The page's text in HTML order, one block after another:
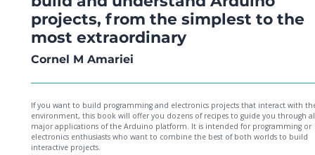
projects, from the simplest to the
most extraordinary
Cornel M Amariei
If you want to build programming and electronics projects that interact with
environment, this book will offer you dozens of recipes to guide you through
major applications of the Arduino platform. It is intended for programming or
electronics enthusiasts who want to combine the best of both worlds to build
interactive projects.